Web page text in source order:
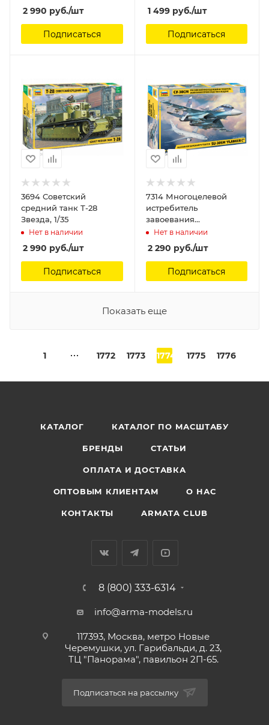
2 990 руб./шт
Подписаться
1 499руб./шт
Подписаться
3694 Советский
средний танк Т-28
Звезда, 1/35
Нет в наличии
2 990 руб./шт
Подписаться
7314 Многоцелевой
истребитель
завоевания
превосходства в
воздухе Су-30СМ
Звезда, 1/72
Нет в наличии
2 290 руб./шт
Подписаться
Показать еще
1 1772 1773 1774 1775 1776
КАТАЛОГ КАТАЛОГ ПО МАСШТАБУ
БРЕНДЫ СТАТЬИ
ОПЛАТА И ДОСТАВКА
ОПТОВЫМ КЛИЕНТАМ О НАС
КОНТАКТЫ ARMATA CLUB
8 (800) 333-6314
info@arma-models.ru
117393, Москва, метро Новые
Черемушки, ул. Гарибальди, д. 23,
ТЦ "Панорама", павильон 2П-65.
Подписаться на рассылку